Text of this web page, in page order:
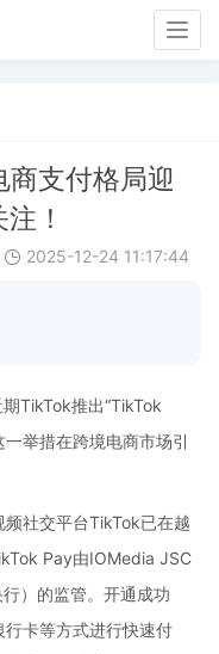
支付格局迎
！
2025-12-24 11:17:44
TikTok推出“TikTok
举措在跨境电商市场引
社交平台TikTok已在越
Pay由IOMedia JSC
）的监管。开通成功
卡等方式进行快速付